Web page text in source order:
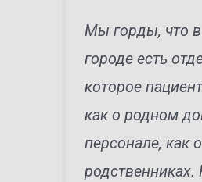
Мы горды, что
городе есть
которое
как о родном
персонале, как о